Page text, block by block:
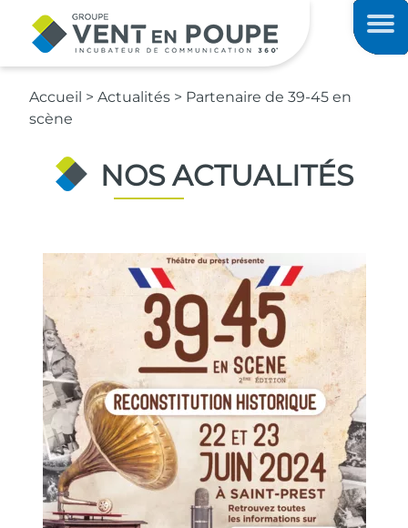
Accueil > Actualités > Partenaire de 39-45 en
scène
NOS ACTUALITÉS